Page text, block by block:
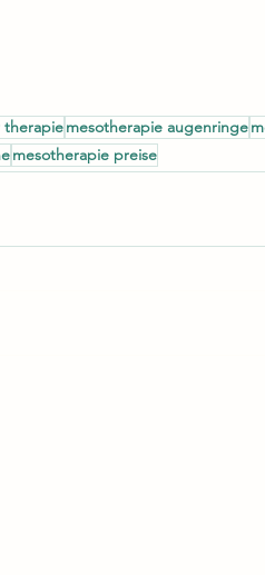
therapiemesotherapie augenringe
mesotherapie preise